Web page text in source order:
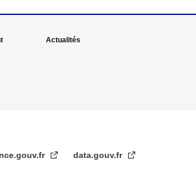
Actualités
data.gouv.fr